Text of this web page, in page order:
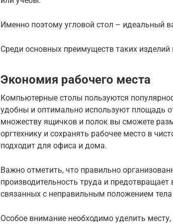
Именно поэтому угловой стол – идеальный
Среди основных преимуществ таких
Экономия рабочего места
Компьютерные столы пользуются
удобны и оптимально используют площадь
множеству ящичков и полок вы сможете
оргтехнику и сохранять рабочее место в
подходит для офиса и дома.
Важно отметить, что правильно
производительность труда и
связанных с неправильным положением тела
Особое внимание необходимо уделить месту,